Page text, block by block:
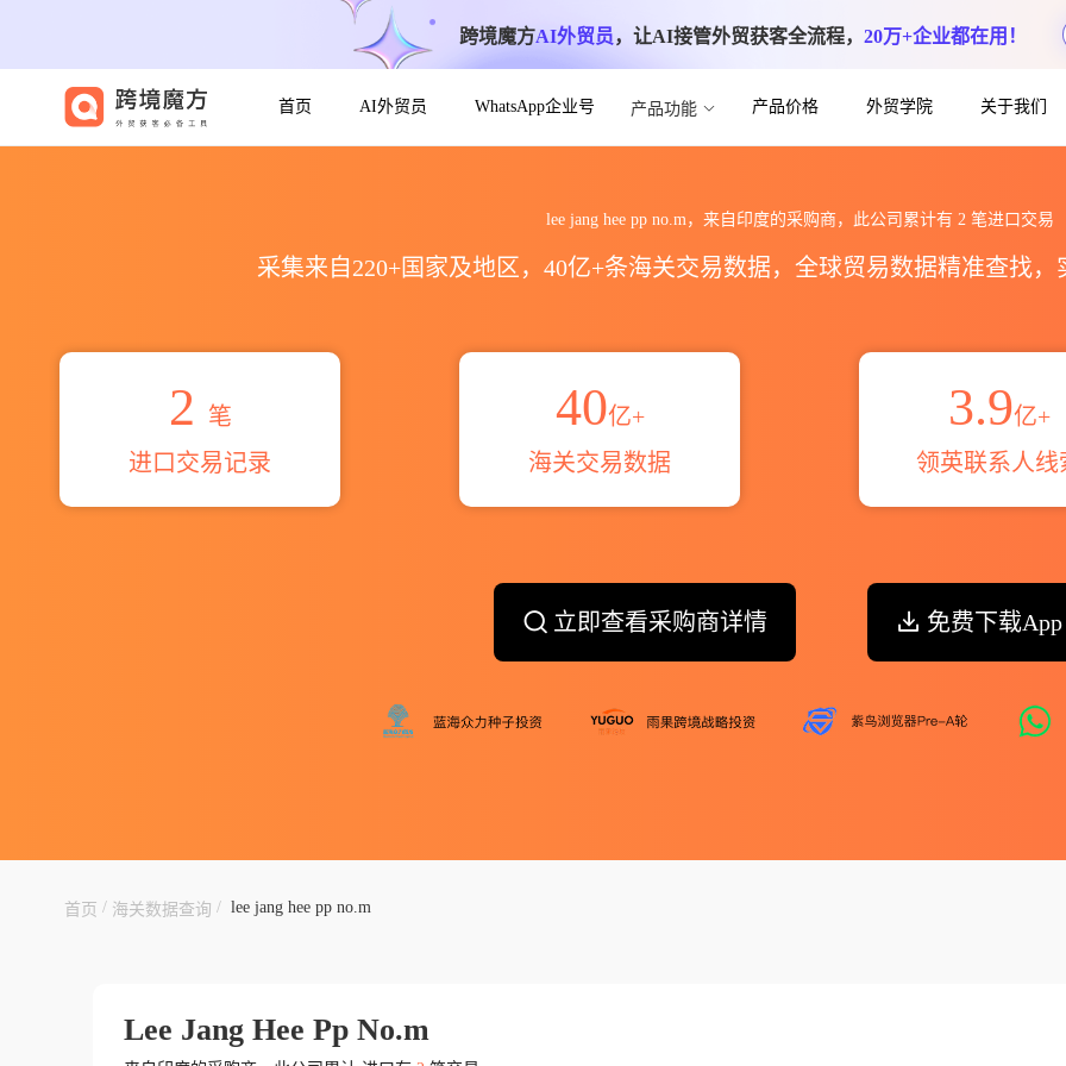
跨境魔方AI外贸员，让AI接管外贸获客全流程， 20万+企业都在用！
首页 AI外贸员 WhatsApp企业号 产品功能 产品价格 外贸学院 关于我们
lee jang hee pp no.m，来自印度的采购商，此公司累计有 2笔进口交易
采集来自220+国家及地区，40亿+条海关交易数据，全球贸易数据精准查找
2
笔
进口交易记录
40亿+
海关交易数据
3.9亿+
领英联系人线
立即查看采购商详情 免费下载App
首页 / 海关数据查询 / lee jang hee pp no.m
Lee Jang Hee Pp No.m